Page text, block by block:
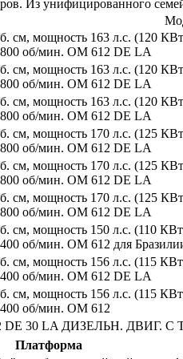
Из унифицированного
см, мощность 163 л.с. (120
об/мин. OM 612 DE LA
см, мощность 163 л.с. (120
об/мин. OM 612 DE LA
см, мощность 163 л.с. (120
об/мин. OM 612 DE LA
см, мощность 170 л.с. (125
об/мин. OM 612 DE LA
см, мощность 170 л.с. (125
об/мин. OM 612 DE LA
см, мощность 170 л.с. (125
об/мин. OM 612 DE LA
см, мощность 150 л.с. (110
об/мин. OM 612 для
см, мощность 156 л.с. (115
об/мин. OM 612 DE LA
см, мощность 156 л.с. (115
об/мин. OM 612
DE 30 LA ДИЗЕЛЬН. ДВИГ.
Платформа